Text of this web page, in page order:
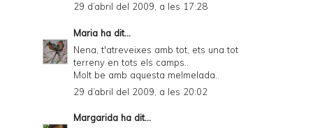
29 d’abril del 2009, a les 17:28
Maria ha dit...
Nena, t'atreveixes amb tot, ets una tot
terreny en tots els camps..
Molt be amb aquesta melmelada..
29 d’abril del 2009, a les 20:02
Margarida ha dit...